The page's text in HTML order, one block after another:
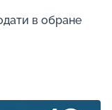
в обране